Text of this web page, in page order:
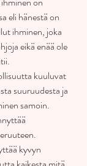
eli hänestä on
ihminen, joka
eikä enää ole
kuuluvat
suuruudesta ja
samoin.
kyvyn